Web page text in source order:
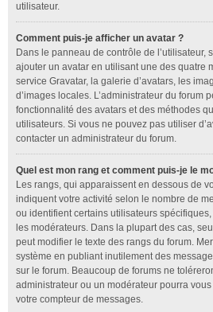
utilisateur.
Comment puis-je afficher un avatar ?
Dans le panneau de contrôle de l’utilisateur,
ajouter un avatar en utilisant une des quatre
service Gravatar, la galerie d’avatars, les
d’images locales. L’administrateur du forum
fonctionnalité des avatars et des méthodes
utilisateurs. Si vous ne pouvez pas utiliser
contacter un administrateur du forum.
Quel est mon rang et comment puis-je le
Les rangs, qui apparaissent en dessous de
indiquent votre activité selon le nombre de
ou identifient certains utilisateurs
les modérateurs. Dans la plupart des cas,
peut modifier le texte des rangs du forum.
système en publiant inutilement des
sur le forum. Beaucoup de forums ne
administrateur ou un modérateur pourra
votre compteur de messages.